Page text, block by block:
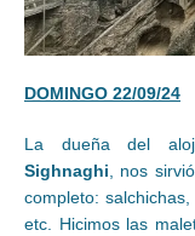
DOMINGO 22/09/24
La dueña del
Sighnaghi, nos
completo:
etc. Hicimos las